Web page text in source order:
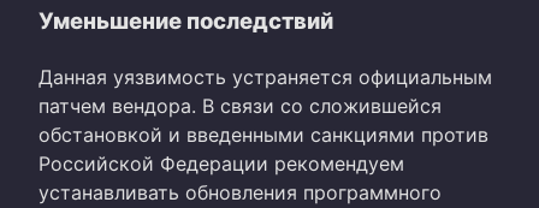
Уменьшение последствий
Данная уязвимость устраняется официальным
патчем вендора. В связи со сложившейся
обстановкой и введенными санкциями против
Российской Федерации рекомендуем
устанавливать обновления программного